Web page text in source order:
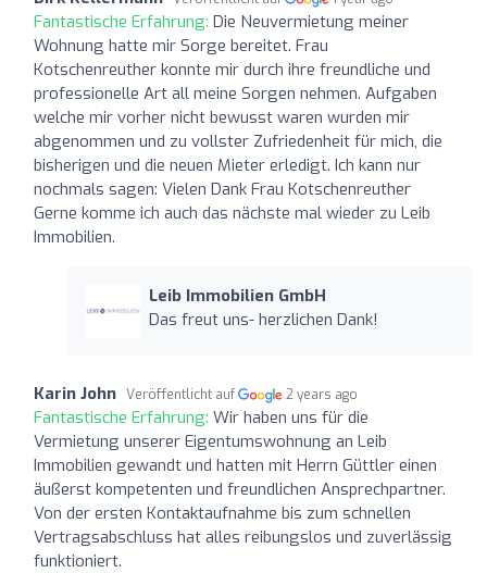
Fantastische Erfahrung: Die Neuvermietung meiner
Wohnung hatte mir Sorge bereitet. Frau
Kotschenreuther konnte mir durch ihre freundliche und
professionelle Art all meine Sorgen nehmen. Aufgaben
welche mir vorher nicht bewusst waren wurden mir
abgenommen und zu vollster Zufriedenheit für mich, die
bisherigen und die neuen Mieter erledigt. Ich kann nur
nochmals sagen: Vielen Dank Frau Kotschenreuther
Gerne komme ich auch das nächste mal wieder zu Leib
Immobilien.
Leib Immobilien GmbH
Das freut uns- herzlichen Dank!
Karin John Veröffentlicht auf 2 years ago
Fantastische Erfahrung: Wir haben uns für die
Vermietung unserer Eigentumswohnung an Leib
Immobilien gewandt und hatten mit Herrn Güttler einen
äußerst kompetenten und freundlichen Ansprechpartner.
Von der ersten Kontaktaufnahme bis zum schnellen
Vertragsabschluss hat alles reibungslos und zuverlässig
funktioniert.